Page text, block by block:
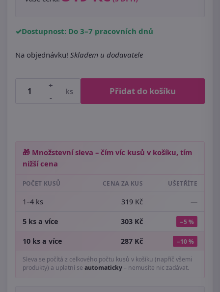
Dostupnost: Do 3–7 pracovních dnů
Na objednávku! Skladem u dodavatele
+
-
ks Přidat do košíku
🎁 Množstevní sleva – čím víc kusů v košíku, tím
nižší cena
POČET KUSŮ CENA ZA KUS UŠETŘÍTE
1–4 ks 319 Kč —
5 ks a více 303 Kč −5 %
10 ks a více 287 Kč −10 %
Sleva se počítá z celkového počtu kusů v košíku (napříč všemi
produkty) a uplatní se automaticky– nemusíte nic zadávat.